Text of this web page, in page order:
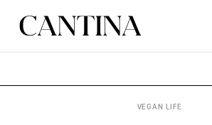
VEGAN LIFE